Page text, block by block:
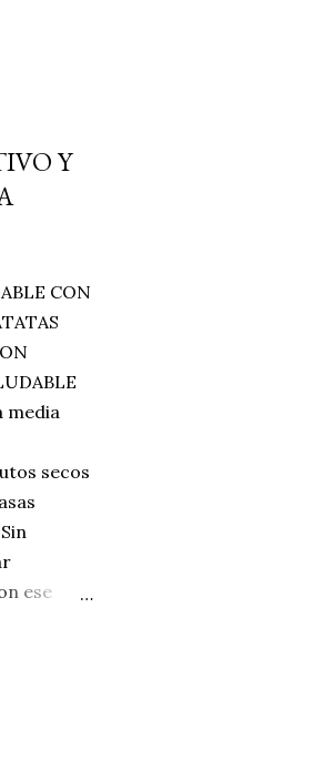
Y
CON
media
secos
ese
por
receta
un